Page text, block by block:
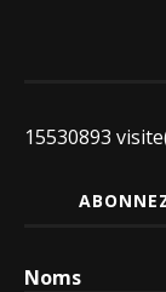
15530893
Noms